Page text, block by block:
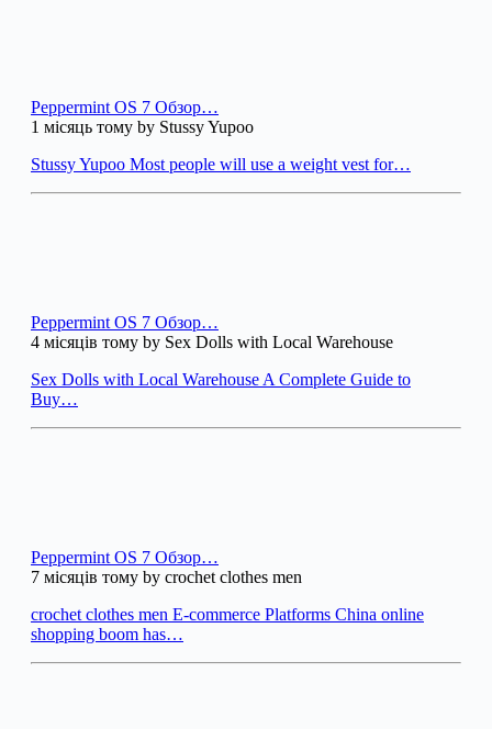
Peppermint OS 7 Обзор…
1 місяць тому by Stussy Yupoo
Stussy Yupoo Most people will use a weight vest for…
Peppermint OS 7 Обзор…
4 місяців тому by Sex Dolls with Local Warehouse
Sex Dolls with Local Warehouse A Complete Guide to
Buy…
Peppermint OS 7 Обзор…
7 місяців тому by crochet clothes men
crochet clothes men E-commerce Platforms China online
shopping boom has…